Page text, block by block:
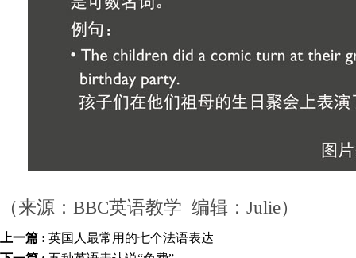
（来源：BBC英语教学 编辑：Julie）
上一篇 : 英国人最常用的七个法语表达